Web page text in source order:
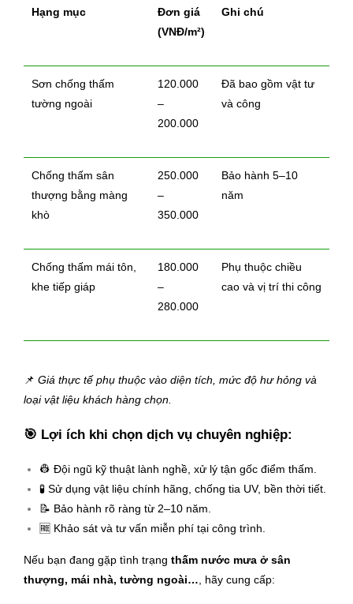
Hạng mục
Đơn giá
(VNĐ/m²)
Ghi chú
Sơn chống thấm
tường ngoài
120.000
–
200.000
Đã bao gồm vật tư
và công
Chống thấm sân
thượng bằng màng
khò
250.000
–
350.000
Bảo hành 5–10
năm
Chống thấm mái tôn,
khe tiếp giáp
180.000
–
280.000
Phụ thuộc chiều
cao và vị trí thi công
📌 Giá thực tế phụ thuộc vào diện tích, mức độ hư hỏng và
loại vật liệu khách hàng chọn.
🎯 Lợi ích khi chọn dịch vụ chuyên nghiệp:
👷 Đội ngũ kỹ thuật lành nghề, xử lý tận gốc điểm thấm.
🧪 Sử dụng vật liệu chính hãng, chống tia UV, bền thời tiết.
📝 Bảo hành rõ ràng từ 2–10 năm.
🆓 Khảo sát và tư vấn miễn phí tại công trình.
Nếu bạn đang gặp tình trạng thấm nước mưa ở sân
thượng, mái nhà, tường ngoài… , hãy cung cấp: